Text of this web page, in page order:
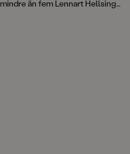
mindre än fem Lennart Hellsing-